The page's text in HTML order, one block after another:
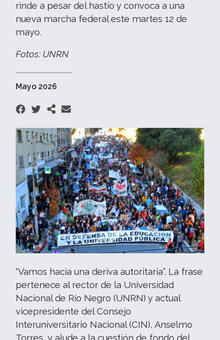
rinde a pesar del hastío y convoca a una
nueva marcha federal este martes 12 de
mayo.
Fotos: UNRN
Mayo 2026
“Vamos hacia una deriva autoritaria”. La frase
pertenece al rector de la Universidad
Nacional de Río Negro (UNRN) y actual
vicepresidente del Consejo
Interuniversitario Nacional (CIN), Anselmo